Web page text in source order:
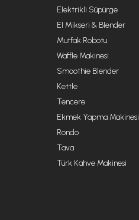
Elektrikli Süpürge
El Mikseri & Blender
Mutfak Robotu
Waffle Makinesi
Smoothie Blender
Kettle
Tencere
Ekmek Yapma Makinesi
Rondo
Tava
Türk Kahve Makinesi